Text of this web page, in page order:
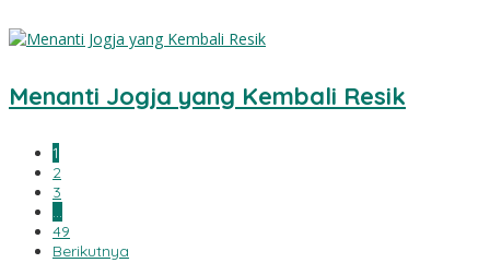
Menanti Jogja yang Kembali Resik
1
2
3
…
49
Berikutnya